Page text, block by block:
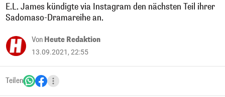
E.L. James kündigte via Instagram den nächsten Teil ihrer
Sadomaso-Dramareihe an.
Von Heute Redaktion
13.09.2021, 22:55
Teilen